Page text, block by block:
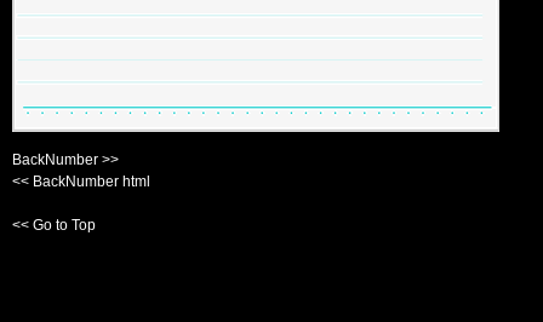
BackNumber >>
<< BackNumber html
<< Go to Top